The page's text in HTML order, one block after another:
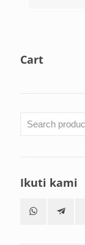
Cart
Ikuti kami